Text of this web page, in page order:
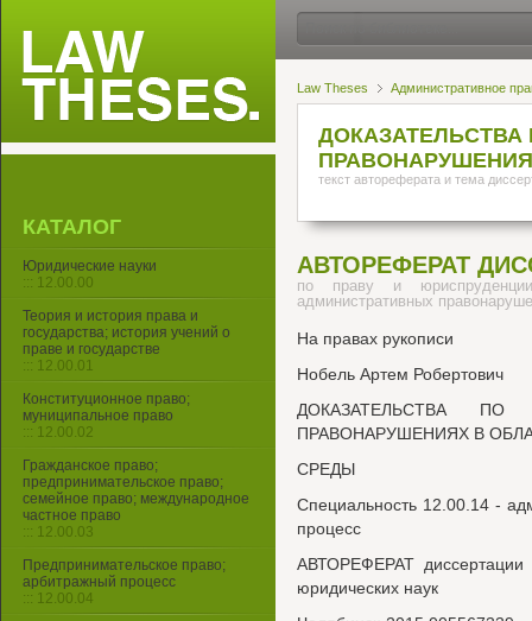
Law Theses Административное
текст автореферата и тема
АВТОРЕФЕРАТ
по праву и
административных
На правах рукописи
Нобель Артем Робертович
ДОКАЗАТЕЛЬСТВА
ПРАВОНАРУШЕНИЯХ В
СРЕДЫ
Специальность 12.00.14 -
процесс
АВТОРЕФЕРАТ диссертации
юридических наук
КАТАЛОГ
Юридические науки
::: 12.00.00
Теория и история права и
государства; история учений о
праве и государстве
::: 12.00.01
Конституционное право;
муниципальное право
::: 12.00.02
Гражданское право;
предпринимательское право;
семейное право; международное
частное право
::: 12.00.03
Предпринимательское право;
арбитражный процесс
::: 12.00.04